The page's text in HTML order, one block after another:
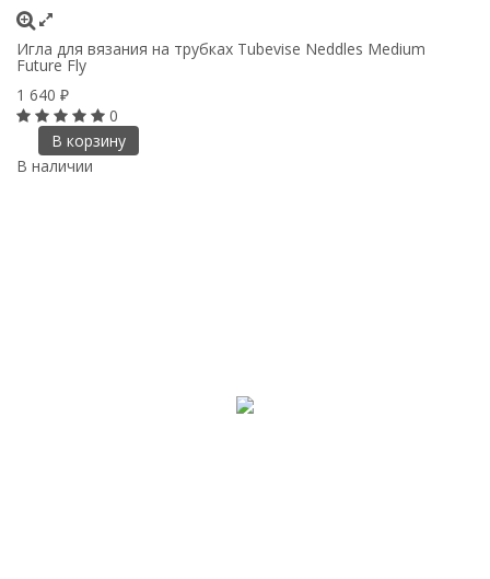
Игла для вязания на трубках Tubevise Neddles Medium
Future Fly
1 640 ₽
0
В корзину
В наличии